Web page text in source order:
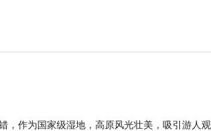
，作为国家级湿地，高原风光壮美，吸引游人观